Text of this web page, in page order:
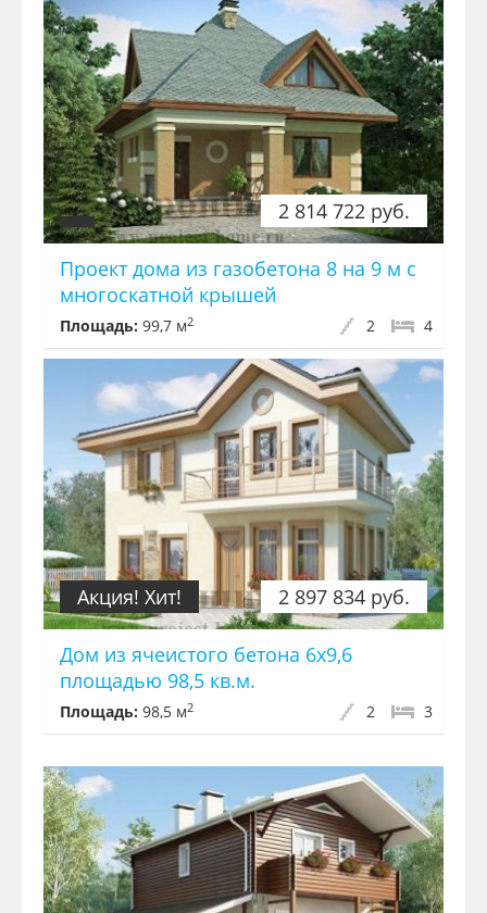
2 814 722 руб.
Проект дома из газобетона 8 на 9 м с
многоскатной крышей
Площадь: 99,7 м2 4
2
2 897 834 руб.
Акция! Хит!
Дом из ячеистого бетона 6x9,6
площадью 98,5 кв.м.
Площадь: 98,5 м2 3
2